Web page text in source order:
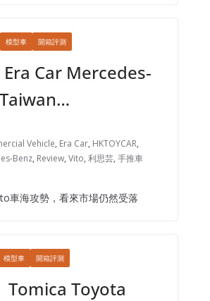
模型車 開箱評測
Era Car Mercedes-
Vehicle, Era Car, HKTOYCAR,
Benz, Review, Vito, 利思芸, 手推車
車海攻勢，看來市場仍然受落
模型車 開箱評測
Tomica Toyota